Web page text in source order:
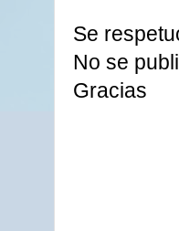
Se
No se
Gracias